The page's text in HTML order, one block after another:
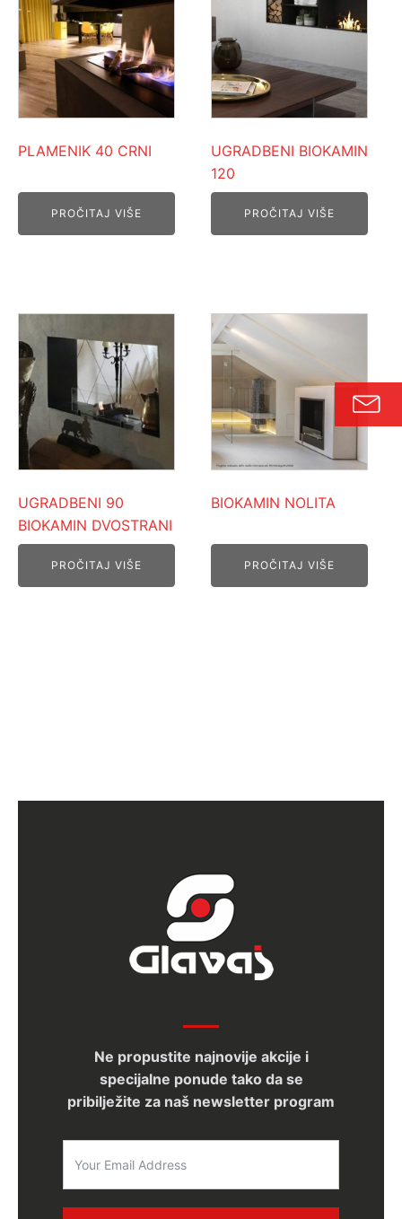
PLAMENIK 40 CRNI
PROČITAJ VIŠE
UGRADBENI BIOKAMIN
120
PROČITAJ VIŠE
UGRADBENI 90
BIOKAMIN DVOSTRANI
PROČITAJ VIŠE
BIOKAMIN NOLITA
PROČITAJ VIŠE
Ne propustite najnovije akcije i
specijalne ponude tako da se
pribilježite za naš newsletter program